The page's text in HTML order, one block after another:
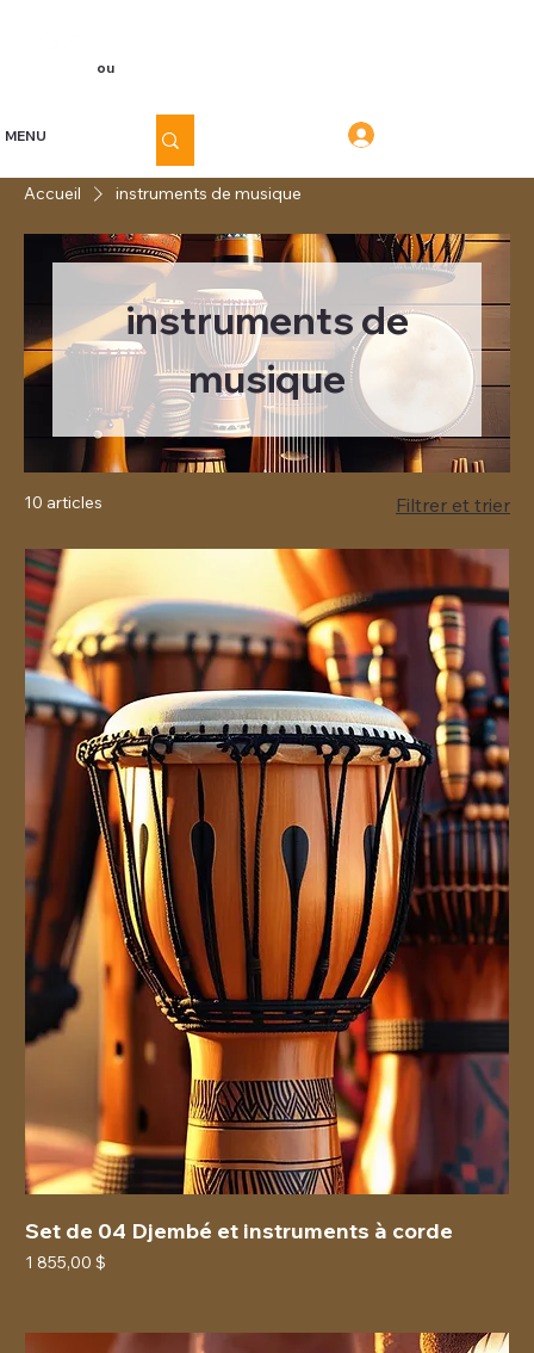
ou
MENU
Accueil instruments de musique
instruments de
musique
10 articles Filtrer et trier
Set de 04 Djembé et instruments à corde
Prix
1 855,00 $